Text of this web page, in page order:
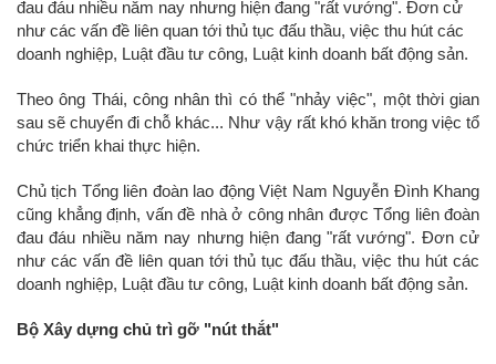
đau đáu nhiều năm nay nhưng hiện đang "rất vướng". Đơn cử
như các vấn đề liên quan tới thủ tục đấu thầu, việc thu hút các
doanh nghiệp, Luật đầu tư công, Luật kinh doanh bất động sản.
Theo ông Thái, công nhân thì có thể "nhảy việc", một thời gian
sau sẽ chuyển đi chỗ khác... Như vậy rất khó khăn trong việc tổ
chức triển khai thực hiện.
Chủ tịch Tổng liên đoàn lao động Việt Nam Nguyễn Đình Khang
cũng khẳng định, vấn đề nhà ở công nhân được Tổng liên đoàn
đau đáu nhiều năm nay nhưng hiện đang "rất vướng". Đơn cử
như các vấn đề liên quan tới thủ tục đấu thầu, việc thu hút các
doanh nghiệp, Luật đầu tư công, Luật kinh doanh bất động sản.
Bộ Xây dựng chủ trì gỡ "nút thắt"